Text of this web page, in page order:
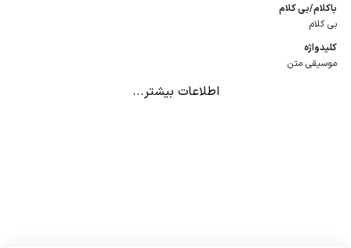
باكلام/بی كلام
بی کلام
كلیدواژه
موسیقی متن
اطلاعات بیشتر...